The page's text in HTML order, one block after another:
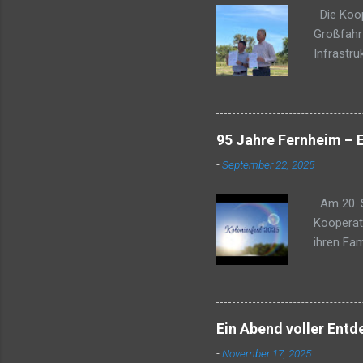
Die
dass
deutlich
liegt
auf
der am
95 Jahre Fernheim –
-September 22, 2025
Am 20.
ihren
alle
Klängen
und für
Ein Abend voller
-November 17, 2025